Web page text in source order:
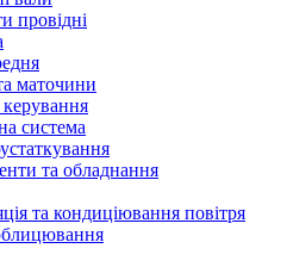
провідні
маточини
система
та обладнання
та кондиціювання повітря